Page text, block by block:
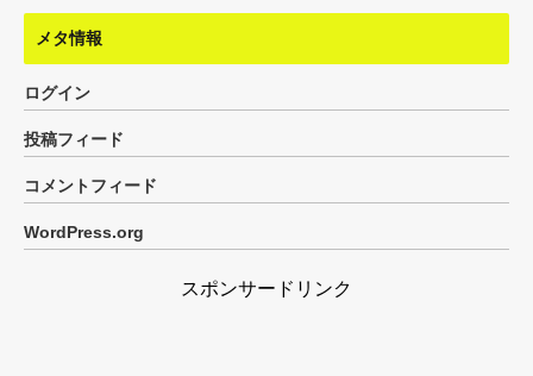
メタ情報
ログイン
投稿フィード
コメントフィード
WordPress.org
スポンサードリンク